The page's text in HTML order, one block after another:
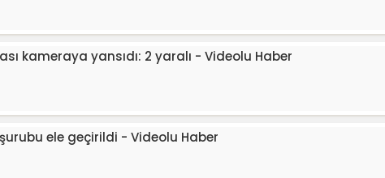
kameraya yansıdı: 2 yaralı - Videolu Haber
ele geçirildi - Videolu Haber